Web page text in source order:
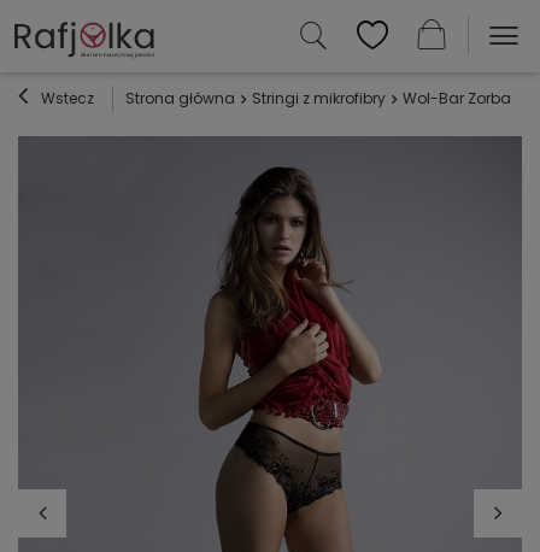
Wstecz Strona główna Stringi z mikrofibry Wol-Bar Zorba -